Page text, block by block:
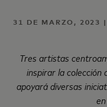
31 DE MARZO, 2023
Tres artistas
inspirar la colección
apoyará diversas